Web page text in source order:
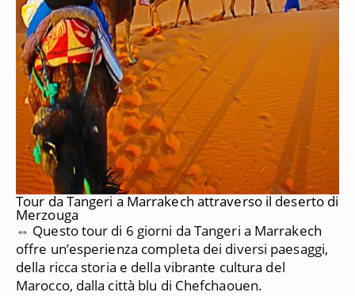
Tour da Tangeri a Marrakech attraverso il deserto di
Merzouga
⇔ Questo tour di 6 giorni da Tangeri a Marrakech
offre un’esperienza completa dei diversi paesaggi,
della ricca storia e della vibrante cultura del
Marocco, dalla città blu di Chefchaouen.